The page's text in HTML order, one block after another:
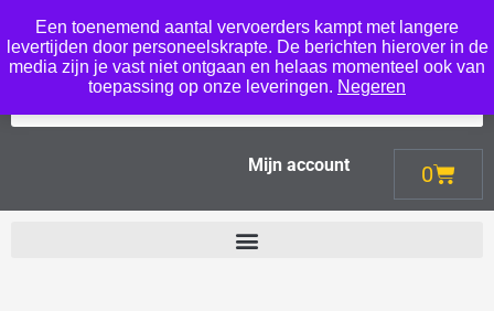
Een toenemend aantal vervoerders kampt met langere
levertijden door personeelskrapte. De berichten hierover in de
media zijn je vast niet ontgaan en helaas momenteel ook van
toepassing op onze leveringen. Negeren
Menu
Mijn account 0